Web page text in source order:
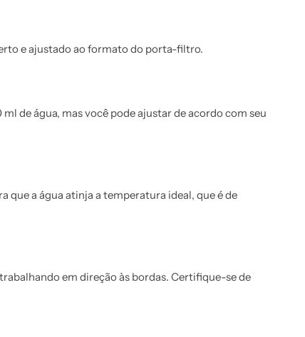
e ajustado ao formato do porta-filtro.
de água, mas você pode ajustar de acordo com seu
que a água atinja a temperatura ideal, que é de
em direção às bordas. Certifique-se de